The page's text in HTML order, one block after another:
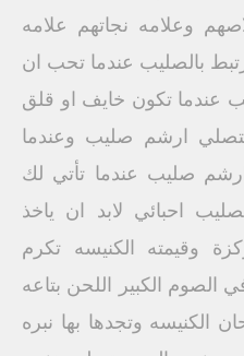
وعلامه نجاتهم علامه
بالصليب عندما تحب ان
عندما تكون خايف او قلق
ارشم صليب وعندما
صليب عندما تأتي لك
احبائي لابد ان ياخذ
وقيمته الكنيسه تكرم
الصوم الكبير اللحن بتاعه
وتجدها بها نبره